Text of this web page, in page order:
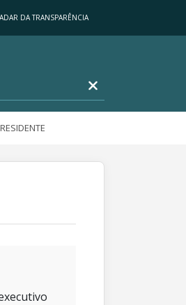
DA TRANSPARÊNCIA